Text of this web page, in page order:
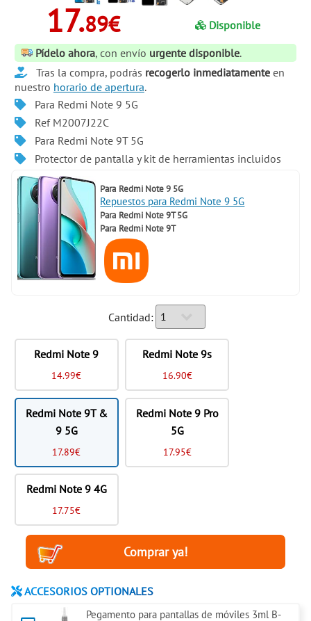
17.89€
Disponible
Pídelo ahora, con envío urgente disponible.
Tras la compra, podrás recogerlo inmediatamenteen
nuestro horario de apertura.
Para Redmi Note 9 5G
Ref M2007J22C
Para Redmi Note 9T 5G
Protector de pantalla y kit de herramientas incluidos
Para Redmi Note 9 5G
Repuestos para Redmi Note 9 5G
Para Redmi Note 9T 5G
Para Redmi Note 9T
Cantidad:
Redmi Note 9
14.99€
Redmi Note 9s
16.90€
Redmi Note 9T &
9 5G
17.89€
Redmi Note 9 Pro
5G
17.95€
Redmi Note 9 4G
17.75€
ACCESORIOS OPTIONALES
Pegamento para pantallas de móviles 3ml B-